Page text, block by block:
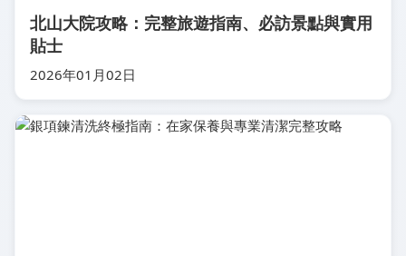
北山大院攻略：完整旅遊指南、必訪景點與實用
貼士
2026年01月02日